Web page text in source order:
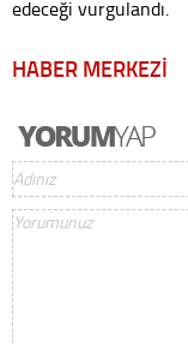
edeceği vurgulandı.
HABER MERKEZİ